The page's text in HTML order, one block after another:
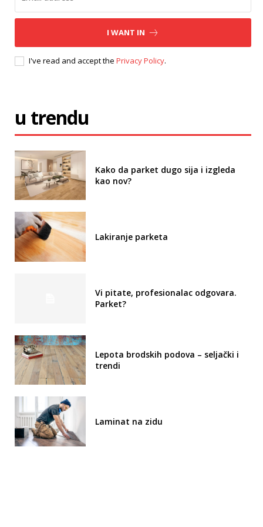
I WANT IN
I've read and accept the Privacy Policy.
u trendu
Kako da parket dugo sija i izgleda
kao nov?
Lakiranje parketa
Vi pitate, profesionalac odgovara.
Parket?
Lepota brodskih podova – seljački i
trendi
Laminat na zidu